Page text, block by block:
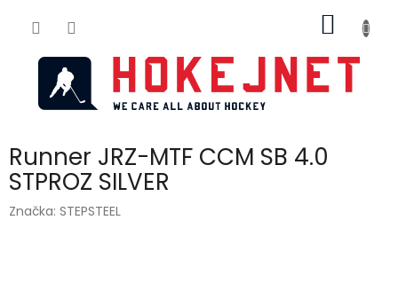
KOŠÍK
Runner JRZ-MTF CCM SB 4.0
STPROZ SILVER
Značka: STEPSTEEL